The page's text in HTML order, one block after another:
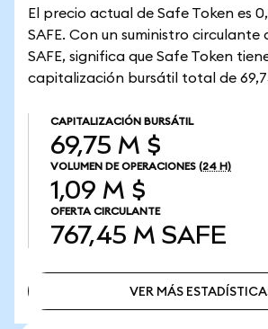
El precio actual de Safe Token es
SAFE. Con un suministro circulante
SAFE, significa que Safe Token
capitalización bursátil total de
CAPITALIZACIÓN BURSÁTIL
69,75 M $
VOLUMEN DE OPERACIONES (24 H)
1,09 M $
OFERTA CIRCULANTE
767,45 M SAFE
VER MÁS